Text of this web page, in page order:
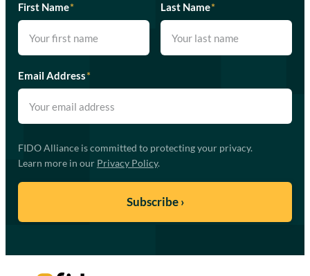
First Name* Last Name*
Email Address*
FIDO Alliance is committed to protecting your privacy.
Learn more in our Privacy Policy.